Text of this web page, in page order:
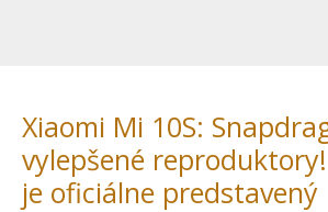
Xiaomi Mi 10S:
vylepšené
je oficiálne predstavený